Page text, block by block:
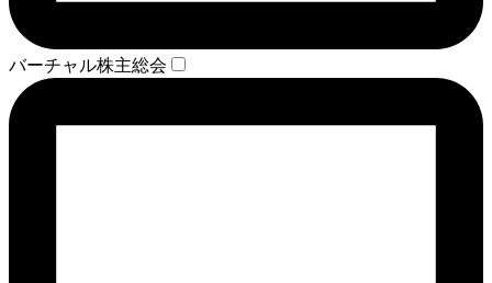
バーチャル株主総会